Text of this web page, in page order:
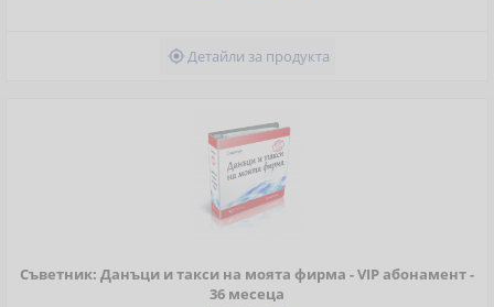
Детайли за продукта
Съветник: Данъци и такси на моята фирма - VIP абонамент -
36 месеца